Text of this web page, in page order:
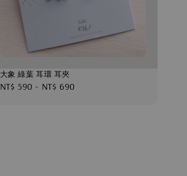
大象 綠葉 耳環 耳夾
Regular
NT$ 590 - NT$ 690